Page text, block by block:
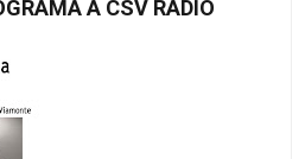
A CSV RADIO